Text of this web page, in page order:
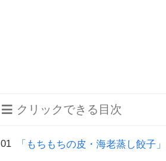
クリックできる目次
「もちもちの皮・海老蒸し餃子